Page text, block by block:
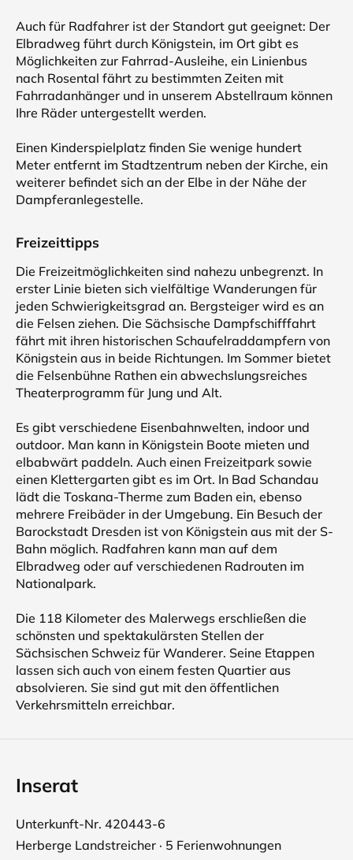
Auch für Radfahrer ist der Standort gut geeignet: Der
Elbradweg führt durch Königstein, im Ort gibt es
Möglichkeiten zur Fahrrad-Ausleihe, ein Linienbus
nach Rosental fährt zu bestimmten Zeiten mit
Fahrradanhänger und in unserem Abstellraum können
Ihre Räder untergestellt werden.
Einen Kinderspielplatz finden Sie wenige hundert
Meter entfernt im Stadtzentrum neben der Kirche, ein
weiterer befindet sich an der Elbe in der Nähe der
Dampferanlegestelle.
Freizeittipps
Die Freizeitmöglichkeiten sind nahezu unbegrenzt. In
erster Linie bieten sich vielfältige Wanderungen für
jeden Schwierigkeitsgrad an. Bergsteiger wird es an
die Felsen ziehen. Die Sächsische Dampfschifffahrt
fährt mit ihren historischen Schaufelraddampfern von
Königstein aus in beide Richtungen. Im Sommer bietet
die Felsenbühne Rathen ein abwechslungsreiches
Theaterprogramm für Jung und Alt.
Es gibt verschiedene Eisenbahnwelten, indoor und
outdoor. Man kann in Königstein Boote mieten und
elbabwärt paddeln. Auch einen Freizeitpark sowie
einen Klettergarten gibt es im Ort. In Bad Schandau
lädt die Toskana-Therme zum Baden ein, ebenso
mehrere Freibäder in der Umgebung. Ein Besuch der
Barockstadt Dresden ist von Königstein aus mit der S-
Bahn möglich. Radfahren kann man auf dem
Elbradweg oder auf verschiedenen Radrouten im
Nationalpark.
Die 118 Kilometer des Malerwegs erschließen die
schönsten und spektakulärsten Stellen der
Sächsischen Schweiz für Wanderer. Seine Etappen
lassen sich auch von einem festen Quartier aus
absolvieren. Sie sind gut mit den öffentlichen
Verkehrsmitteln erreichbar.
Inserat
Unterkunft-Nr. 420443-6
Herberge Landstreicher · 5 Ferienwohnungen